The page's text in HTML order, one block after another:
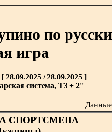
по
игра
/ 28.09.2025 ]
система, T3 + 2''
СПОРТСМЕНА